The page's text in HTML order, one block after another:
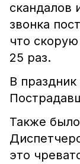
скандалов
звонка
что
25 раз.
В
Также
это